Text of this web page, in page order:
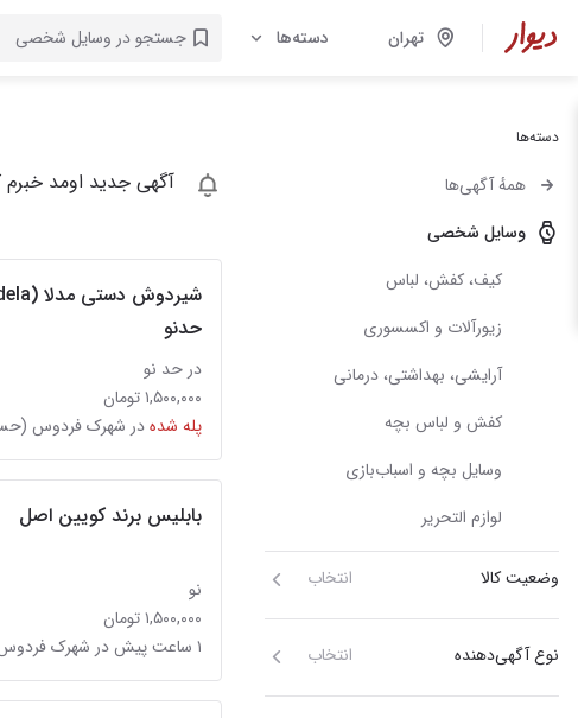
تهران دسته‌ها
دسته‌ها
همهٔ آگهی‌ها
وسایل شخصی
کیف، کفش، لباس
زیورآلات و اکسسوری
آرایشی، بهداشتی، درمانی
کفش و لباس بچه
وسایل بچه و اسباب‌بازی
لوازم التحریر
وضعیت کالا انتخاب
نوع آگهی‌دهنده انتخاب
آگهی جدید اومد
حدنو
در حد نو
۱,۵۰۰,۰۰۰ تومان
پله شدهدر شهرک فردوس
بابلیس برند کویین اصل
نو
۱,۵۰۰,۰۰۰ تومان
۱ ساعت پیش در شهرک فردوس (حسینی)